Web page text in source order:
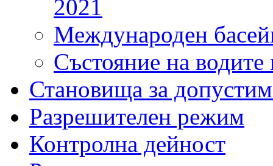
2021
Международен
Състояние на водите
Становища за
Разрешителен режим
Контролна дейност